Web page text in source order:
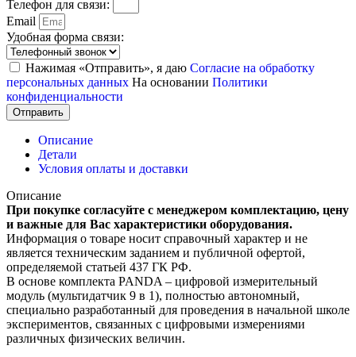
Телефон для связи:
Email
Удобная форма связи:
Нажимая «Отправить», я даю Согласие на обработку
персональных данных На основании Политики
конфиденциальности
Отправить
Описание
Детали
Условия оплаты и доставки
Описание
При покупке согласуйте с менеджером комплектацию, цену
и важные для Вас характеристики оборудования.
Информация о товаре носит справочный характер и не
является техническим заданием и публичной офертой,
определяемой статьей 437 ГК РФ.
В основе комплекта PANDA – цифровой измерительный
модуль (мультидатчик 9 в 1), полностью автономный,
специально разработанный для проведения в начальной школе
экспериментов, связанных с цифровыми измерениями
различных физических величин.